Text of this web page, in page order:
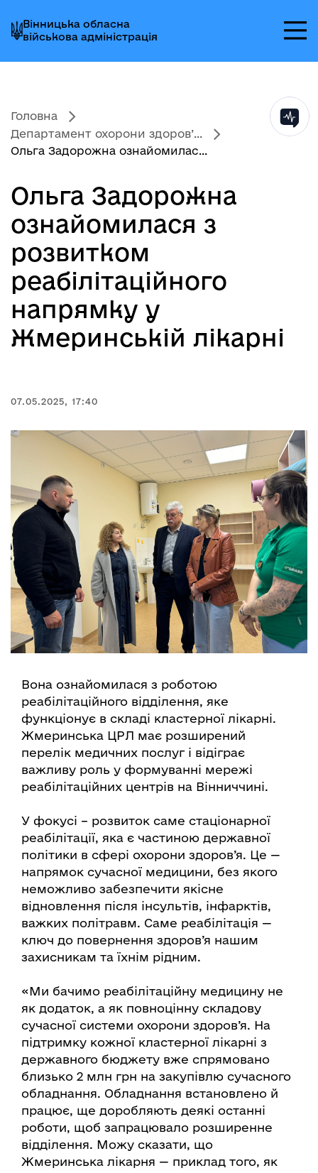
до
головного
меню
до
головного
вмісту
до
головного
колонтитула
Вінницька обласна
військова адміністрація
Головна
Департамент охорони здоров’...
Ольга Задорожна ознайомилас...
Ольга Задорожна
ознайомилася з
розвитком
реабілітаційного
напрямку у
Жмеринській лікарні
07.05.2025, 17:40
Вона ознайомилася з роботою
реабілітаційного відділення, яке
функціонує в складі кластерної лікарні.
Жмеринська ЦРЛ має розширений
перелік медичних послуг і відіграє
важливу роль у формуванні мережі
реабілітаційних центрів на Вінниччині.
У фокусі – розвиток саме стаціонарної
реабілітації, яка є частиною державної
політики в сфері охорони здоров’я. Це —
напрямок сучасної медицини, без якого
неможливо забезпечити якісне
відновлення після інсультів, інфарктів,
важких політравм. Саме реабілітація —
ключ до повернення здоров’я нашим
захисникам та їхнім рідним.
«Ми бачимо реабілітаційну медицину не
як додаток, а як повноцінну складову
сучасної системи охорони здоров’я. На
підтримку кожної кластерної лікарні з
державного бюджету вже спрямовано
близько 2 млн грн на закупівлю сучасного
обладнання. Обладнання встановлено й
працює, ще доробляють деякі останні
роботи, щоб запрацювало розширенне
відділення. Можу сказати, що
Жмеринська лікарня — приклад того, як